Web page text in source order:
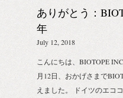
話 03-6427-6424 ファッ
変更はございません。 平成
BIOTOPE
ありがとう：
年
July 12, 2018
こんにちは、BIOTOPE
月12日、おかげさまで
えました。 ドイツのエコ